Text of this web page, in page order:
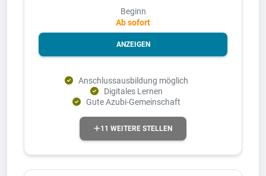
Beginn
Ab sofort
ANZEIGEN
Anschlussausbildung möglich
Digitales Lernen
Gute Azubi-Gemeinschaft
11 WEITERE STELLEN